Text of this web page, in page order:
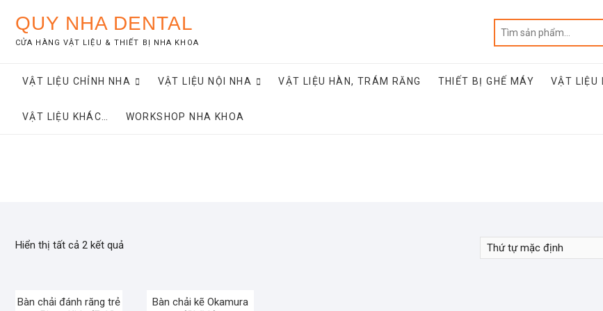
content
QUY NHA DENTAL
CỬA HÀNG VẬT LIỆU & THIẾT BỊ NHA KHOA
VẬT LIỆU CHỈNH NHA VẬT LIỆU NỘI NHA VẬT LIỆU HÀN, TRÁM RĂNG THIẾT BỊ GHẾ MÁY VẬT LIỆU
VẬT LIỆU KHÁC… WORKSHOP NHA KHOA
Hiển thị tất cả 2 kết quả
Bàn chải đánh răng trẻ
Bàn chải kẽ Okamura